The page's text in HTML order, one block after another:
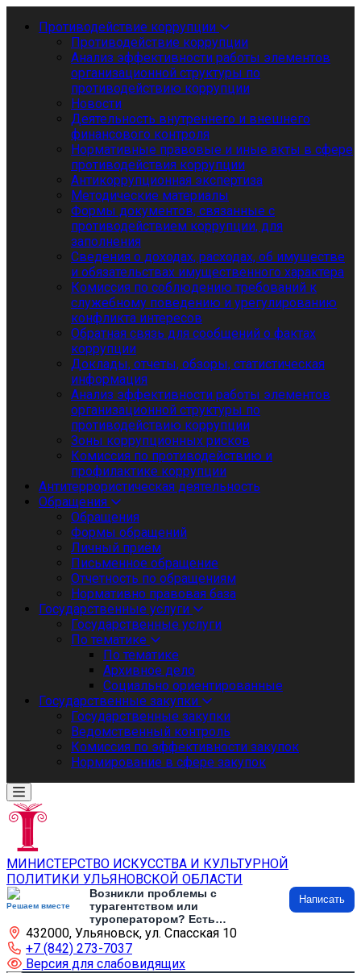
Противодействие коррупции
Противодействие коррупции
Анализ эффективности работы элементов
организационной структуры по
противодействию коррупции
Новости
Деятельность внутреннего и внешнего
финансового контроля
Нормативные правовые и иные акты в сфере
противодействия коррупции
Антикоррупционная экспертиза
Методические материалы
Формы документов, связанные с
противодействием коррупции, для
заполнения
Сведения о доходах, расходах, об имуществе
и обязательствах имущественного характера
Комиссия по соблюдению требований к
служебному поведению и урегулированию
конфликта интересов
Обратная связь для сообщений о фактах
коррупции
Доклады, отчеты, обзоры, статистическая
информация
Анализ эффективности работы элементов
организационной структуры по
противодействию коррупции
Зоны коррупционных рисков
Комиссия по противодействию и
профилактике коррупции
Антитеррористическая деятельность
Обращения
Обращения
Формы обращений
Личный приём
Письменное обращение
Отчетность по обращениям
Нормативно правовая база
Государственные услуги
Государственные услуги
По тематике
По тематике
Архивное дело
Социально ориентированные
Государственные закупки
Государственные закупки
Ведомственный контроль
Комиссия по эффективности закупок
Нормирование в сфере закупок
МИНИСТЕРСТВО ИСКУССТВА И КУЛЬТУРНОЙ
ПОЛИТИКИ УЛЬЯНОВСКОЙ ОБЛАСТИ
Решаем вместе
Возникли проблемы с
турагентством или
туроператором? Есть
предложения по развитию
туризма и туристической
инфраструктуры? Напишите об
этом
Написать
432000, Ульяновск, ул. Спасская 10
+7 (842) 273-7037
Версия для слабовидящих